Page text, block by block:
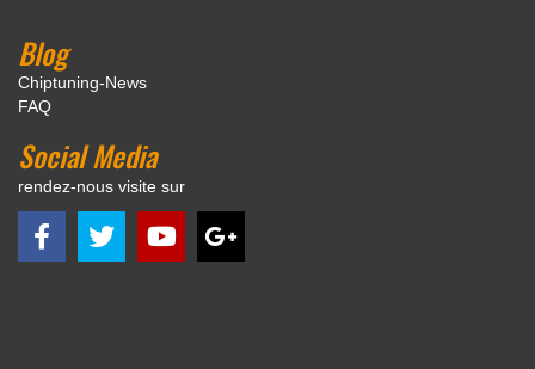
Blog
Chiptuning-News
FAQ
Social Media
rendez-nous visite sur